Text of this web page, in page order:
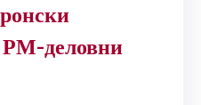
деловни